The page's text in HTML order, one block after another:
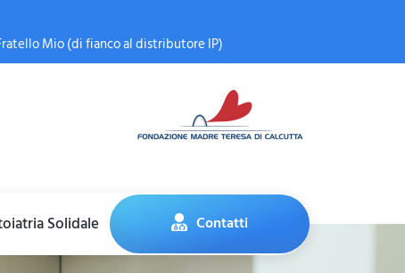
Mio (di fianco al distributore IP)
Solidale Contatti